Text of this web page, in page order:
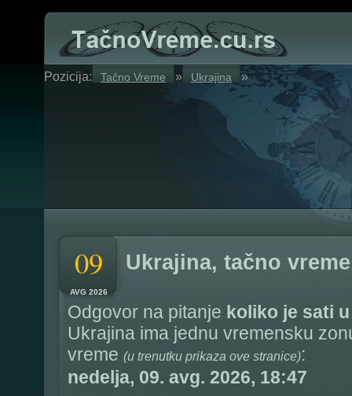
Pozicija: Tačno Vreme » Ukrajina »
09
AVG 2026
Ukrajina, tačno vreme
Odgovor na pitanje koliko je sati
Ukrajina ima jednu vremensku
vreme (u trenutku prikaza ove stranice):
nedelja, 09. avg. 2026, 18:47